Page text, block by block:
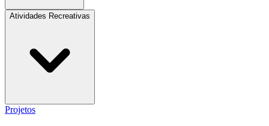
Atividades Recreativas
Projetos